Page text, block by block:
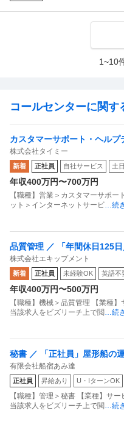
1~10
コールセンターに関す
カスタマーサポート・ヘル
ルリモOK」「タイミー」を
集！！！
株式会社タイミー
新着 正社員 自社サービス 土
年収400万円〜700万円
【職種】営業＞カスタマーサポ
ット＞インターネットサービ…続
品質管理 ／ 「年間休日125
ランドを裏から支える／時計
株式会社エキップメント
新着 正社員 未経験OK 英語不
年収400万円〜500万円
【職種】機械＞品質管理 【業種
当該求人をビズリーチ上で閲…続
秘書 ／ 「正社員」屋形船の
0代活躍中の職場！昇給・賞
有限会社船宿あみ達
正社員 昇給あり U・IターンOK
【職種】管理＞秘書 【業種】サ
当該求人をビズリーチ上で閲…続